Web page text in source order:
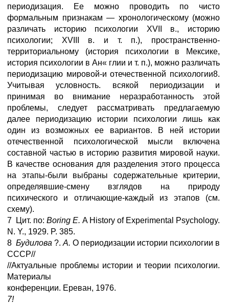
периодизация. Ее можно проводить по чисто
формальным признакам — хронологическому (можно
различать историю психологии XVII в., историю
психологии; XVIII в. и т. п.), пространственно-
территориальному (история психологии в Мексике,
история психологии в Ан« глии и т. п.), можно различать
периодизацию мировой-и отечественной психологии8.
Учитывая условность. всякой периодизации и
принимая во внимание неразработанность этой
проблемы, следует рассматривать предлагаемую
далее периодизацию истории психологии лишь как
один из возможных ее вариантов. В ней истории
отечественной психологической мысли включена
составной частью в историю развития мировой науки.
В качестве основания для разделения этого процесса
на этапы-были выбраны содержательные критерии,
определявшие-смену взглядов на природу
психического и отличающие-каждый из этапов (см.
схему).
7 Цит. по: Boring E. A History of Experimental Psychology.
N. Y., 1929. P. 385.
8 Будилова ?. А. О периодизации истории психологии в
СССР//
//Актуальные проблемы истории и теории психологии.
Материалы
конференции. Ереван, 1976.
7!